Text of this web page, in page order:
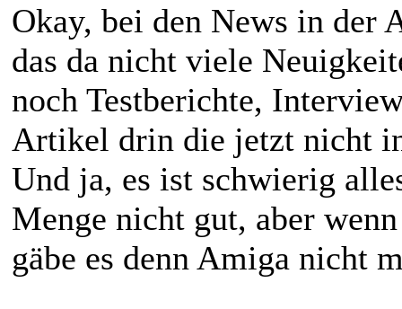
Okay, bei den News in der
das da nicht viele
noch Testberichte,
Artikel drin die jetzt nicht
Und ja, es ist schwierig
Menge nicht gut, aber
gäbe es denn Amiga nicht